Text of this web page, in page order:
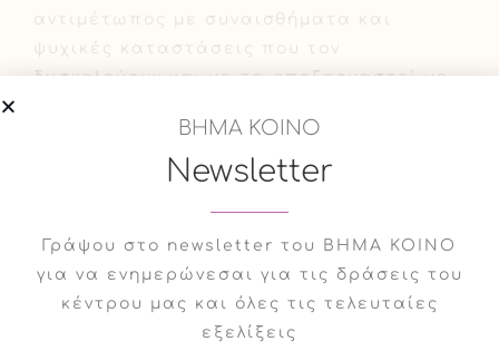
αντιμέτωπος με συναισθήματα και
ψυχικές καταστάσεις που τον
δυσκολεύουν και να τα επεξεργαστεί με
και της ομάδας.
τη δική του «μοναδική» θέση μέσα σε
αυτή.
Η ομάδα απευθύνεται σε
ΒΗΜΑ ΚΟΙΝΟ
Newsletter
Γράψου στο newsletter του ΒΗΜΑ ΚΟΙΝΟ
για να ενημερώνεσαι για τις δράσεις του
κέντρου μας και όλες τις τελευταίες
εξελίξεις